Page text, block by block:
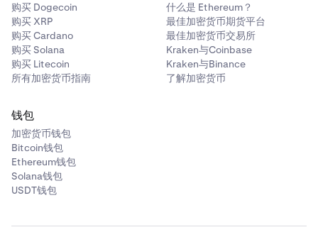
购买 Dogecoin
购买 XRP
购买 Cardano
购买 Solana
购买 Litecoin
所有加密货币指南
什么是 Ethereum？
最佳加密货币期货平台
最佳加密货币交易所
Kraken与Coinbase
Kraken与Binance
了解加密货币
钱包
加密货币钱包
Bitcoin钱包
Ethereum钱包
Solana钱包
USDT钱包